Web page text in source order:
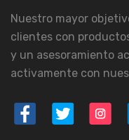
Nuestro mayor
clientes con
y un asesoramiento
activamente con